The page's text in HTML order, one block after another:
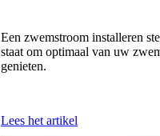
Een zwemstroom installeren
staat om optimaal van uw
genieten.
Lees het artikel